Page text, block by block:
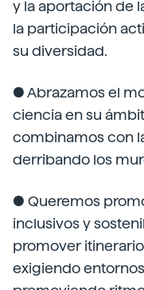
y la aportación de
la participación
su diversidad.
● Abrazamos el
ciencia en su
combinamos con
derribando los
● Queremos
inclusivos y
promover
exigiendo